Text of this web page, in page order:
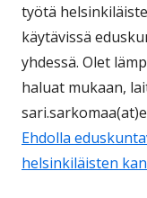
työtä
käytävissä
yhdessä. Olet
haluat mukaan,
Ehdolla
helsinkiläisten